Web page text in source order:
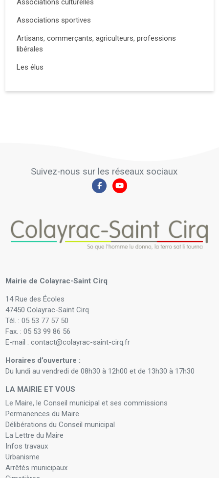
Associations culturelles
Associations sportives
Artisans, commerçants, agriculteurs, professions
libérales
Les élus
Suivez-nous sur les réseaux sociaux
Mairie de Colayrac-Saint Cirq
14 Rue des Écoles
47450 Colayrac-Saint Cirq
Tél. : 05 53 77 57 50
Fax. : 05 53 99 86 56
E-mail : contact@colayrac-saint-cirq.fr
Horaires d’ouverture :
Du lundi au vendredi de 08h30 à 12h00 et de 13h30 à 17h30
LA MAIRIE ET VOUS
Le Maire, le Conseil municipal et ses commissions
Permanences du Maire
Délibérations du Conseil municipal
La Lettre du Maire
Infos travaux
Urbanisme
Arrêtés municipaux